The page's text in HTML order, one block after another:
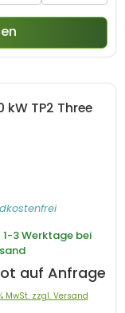
TP2 Three
1-3 Werktage bei
auf Anfrage
MwSt. zzgl. Versand